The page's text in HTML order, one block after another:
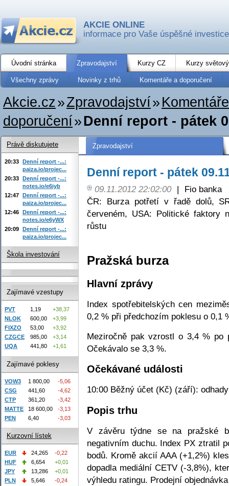
AKCIE ONLINE
informace pro Vaše úspěšné investice
Úvodní stránka Zpravodajství Kurzy CZ Kurzy
Všechny zprávy Novinky z trhů Komentáře a doporučení
Akcie.cz»Zpravodajství»
doporučení»Denní report - pátek
Zpravodajství
Denní report - pátek
09.11.2012 22:02:00 |
Fio banka
ČR: Burza potřetí v řadě dolů,
červeném, USA: Politické faktory
růstu
Pražská burza
Hlavní zprávy
Index spotřebitelských cen
0,2 % při předchozím poklesu o 0,1
Meziročně pak vzrostl o 3,4 % po
Očekávalo se 3,3 %.
Očekávané události
10:00 Běžný účet (Kč) (září):
Popis trhu
V závěru týdne se na pražské
negativním duchu. Index PX ztratil
bodů. Kromě akcií AAA (+1,2%)
dopadla mediální CETV (-3,8%),
výhledu ratingu. Prodejní
Právě diskutujete
20:33 Denní report -...:
paiza.io/projec...
20:33 Denní report -...:
notes.io/e6iyb
12:47 Denní report -...:
paiza.io/projec...
12:46 Denní report -...:
notes.io/e6yWX
20:09 Denní report -...:
paiza.io/projec...
Škola investování
Zajímavé vzestupy
PVT 1,19
+38,37
NLOK
600,00
+3,99
FIXZO
53,00
+3,92
CZGCE
985,00
+3,14
UQA
441,80 +1,61
Zajímavé poklesy
VOW3 1 800,00
-5,06
CSG
441,60
-4,62
CTP
361,20
-3,42
MATTE
18 600,00
-3,13
PEN
6,40 -3,03
Kurzovní lístek
EUR 24,265
-0,22
HUF
6,654
+0,01
JPY
13,286
+0,01
PLN
5,646
-0,24